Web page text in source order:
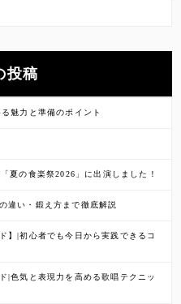
投稿
魅力と準備のポイント
夏の食楽祭2026」に出演しました！
違い・鍛え方まで徹底解説
】|初心者でも今日から実践できるコ
|色気と表現力を高める歌唱テクニッ